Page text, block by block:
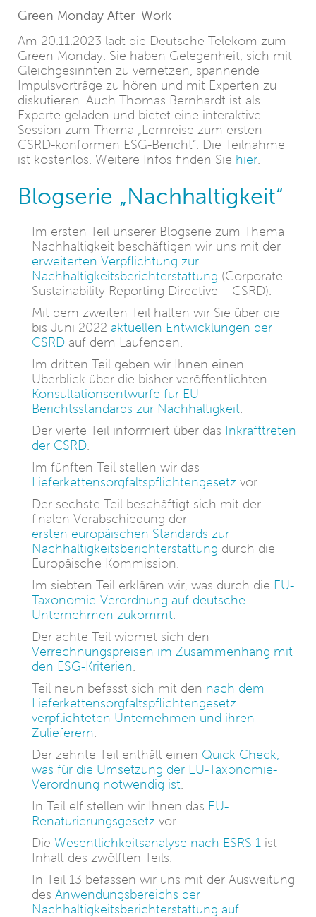
Green Monday After-Work
Am 20.11.2023 lädt die Deutsche Telekom zum
Green Monday. Sie haben Gelegenheit, sich mit
Gleichgesinnten zu vernetzen, spannende
Impulsvorträge zu hören und mit Experten zu
diskutieren. Auch Thomas Bernhardt ist als
Experte geladen und bietet eine interaktive
Session zum Thema „Lernreise zum ersten
CSRD-konformen ESG-Bericht“. Die Teilnahme
ist kostenlos. Weitere Infos finden Sie hier.
Blogserie „Nachhaltigkeit“
Im ersten Teil unserer Blogserie zum Thema
Nachhaltigkeit beschäftigen wir uns mit der
erweiterten Verpflichtung zur
Nachhaltigkeitsberichterstattung (Corporate
Sustainability Reporting Directive – CSRD).
Mit dem zweiten Teil halten wir Sie über die
bis Juni 2022 aktuellen Entwicklungen der
CSRD auf dem Laufenden.
Im dritten Teil geben wir Ihnen einen
Überblick über die bisher veröffentlichten
Konsultationsentwürfe für EU-
Berichtsstandards zur Nachhaltigkeit.
Der vierte Teil informiert über das Inkrafttreten
der CSRD.
Im fünften Teil stellen wir das
Lieferkettensorgfaltspflichtengesetz vor.
Der sechste Teil beschäftigt sich mit der
finalen Verabschiedung der
ersten europäischen Standards zur
Nachhaltigkeitsberichterstattung durch die
Europäische Kommission.
Im siebten Teil erklären wir, was durch die EU-
Taxonomie-Verordnung auf deutsche
Unternehmen zukommt.
Der achte Teil widmet sich den
Verrechnungspreisen im Zusammenhang mit
den ESG-Kriterien.
Teil neun befasst sich mit den nach dem
Lieferkettensorgfaltspflichtengesetz
verpflichteten Unternehmen und ihren
Zulieferern.
Der zehnte Teil enthält einen Quick Check,
was für die Umsetzung der EU-Taxonomie-
Verordnung notwendig ist.
In Teil elf stellen wir Ihnen das EU-
Renaturierungsgesetz vor.
Die Wesentlichkeitsanalyse nach ESRS 1 ist
Inhalt des zwölften Teils.
In Teil 13 befassen wir uns mit der Ausweitung
des Anwendungsbereichs der
Nachhaltigkeitsberichterstattung auf